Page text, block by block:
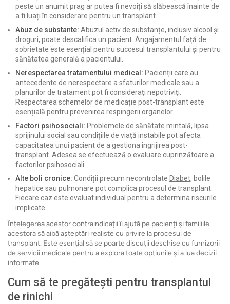
peste un anumit prag ar putea fi nevoiți să slăbească înainte de
a fi luați în considerare pentru un transplant.
Abuz de substante: Abuzul activ de substanțe, inclusiv alcool și
droguri, poate descalifica un pacient. Angajamentul față de
sobrietate este esențial pentru succesul transplantului și pentru
sănătatea generală a pacientului.
Nerespectarea tratamentului medical: Pacienții care au
antecedente de nerespectare a sfaturilor medicale sau a
planurilor de tratament pot fi considerați nepotriviți.
Respectarea schemelor de medicație post-transplant este
esențială pentru prevenirea respingerii organelor.
Factori psihosociali: Problemele de sănătate mintală, lipsa
sprijinului social sau condițiile de viață instabile pot afecta
capacitatea unui pacient de a gestiona îngrijirea post-
transplant. Adesea se efectuează o evaluare cuprinzătoare a
factorilor psihosociali.
Alte boli cronice: Condiții precum necontrolate Diabet, bolile
hepatice sau pulmonare pot complica procesul de transplant.
Fiecare caz este evaluat individual pentru a determina riscurile
implicate.
Înțelegerea acestor contraindicații îi ajută pe pacienți și familiile
acestora să aibă așteptări realiste cu privire la procesul de
transplant. Este esențial să se poarte discuții deschise cu furnizorii
de servicii medicale pentru a explora toate opțiunile și a lua decizii
informate.
Cum să te pregătești pentru transplantul
de rinichi